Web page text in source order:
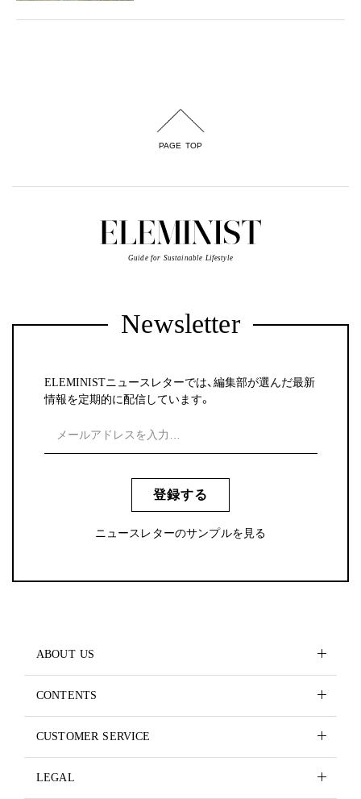
PAGE TOP
Guide for Sustainable Lifestyle
Newsletter
ELEMINISTニュースレターでは、編集部が選んだ最新
情報を定期的に配信しています。
登録する
ニュースレターのサンプルを見る
ABOUT US
CONTENTS
CUSTOMER SERVICE
LEGAL